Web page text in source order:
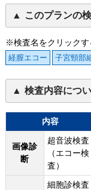
このプランの
※検査名をクリックす
経膣エコー 子宮頸部
検査内容につ
内容
画像診
断
超音波検査
（エコー検
査）
細胞診検査